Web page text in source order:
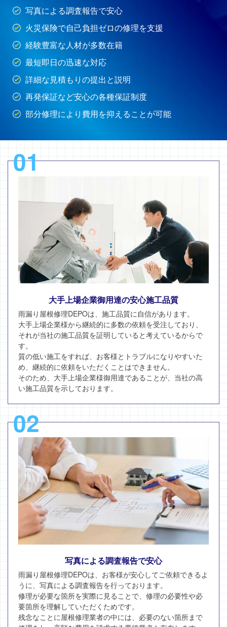
写真による調査報告で安心
火災保険で自己負担ゼロの修理を支援
経験豊富な人材が多数在籍
最短即日の迅速な対応
詳細な見積もりの提出と説明
再発保証など安心の各種保証制度
部分修理により費用を抑えることが可能
01
大手上場企業御用達の安心施工品質
雨漏り屋根修理DEPOは、施工品質に自信があります。
大手上場企業様から継続的に多数の依頼を受注しており、
それが当社の施工品質を証明していると考えているからで
す。
質の低い施工をすれば、お客様とトラブルになりやすいた
め、継続的に依頼をいただくことはできません。
そのため、大手上場企業様御用達であることが、当社の高
い施工品質を示しております。
02
写真による調査報告で安心
雨漏り屋根修理DEPOは、お客様が安心してご依頼できるよ
うに、写真による調査報告を行っております。
修理が必要な箇所を実際に見ることで、修理の必要性や必
要箇所を理解していただくためです。
残念なことに屋根修理業者の中には、必要のない箇所まで